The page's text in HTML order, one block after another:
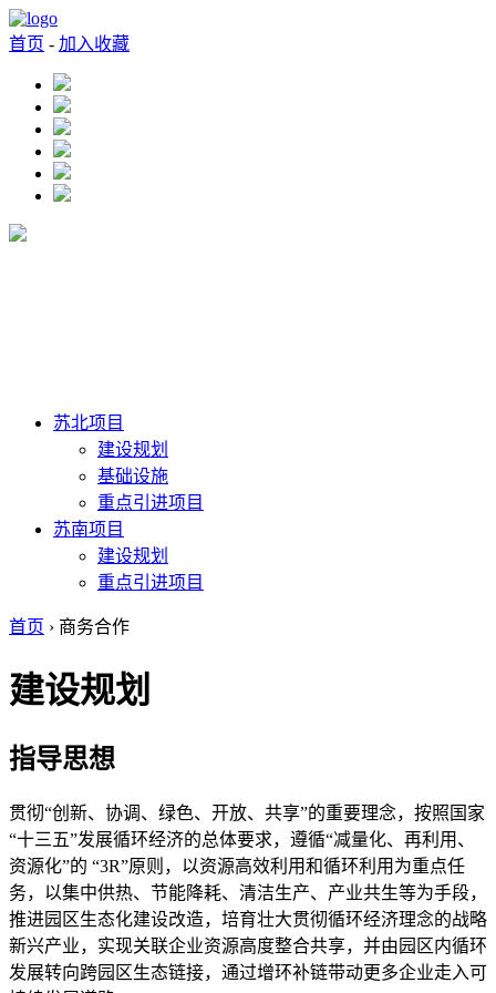
首页 - 加入收藏
苏北项目
建设规划
基础设施
重点引进项目
苏南项目
建设规划
重点引进项目
首页 › 商务合作
建设规划
指导思想
贯彻“创新、协调、绿色、开放、共享”的重要理念，按照国家
“十三五”发展循环经济的总体要求，遵循“减量化、再利用、
资源化”的 “3R”原则，以资源高效利用和循环利用为重点任
务，以集中供热、节能降耗、清洁生产、产业共生等为手段，
推进园区生态化建设改造，培育壮大贯彻循环经济理念的战略
新兴产业，实现关联企业资源高度整合共享，并由园区内循环
发展转向跨园区生态链接，通过增环补链带动更多企业走入可